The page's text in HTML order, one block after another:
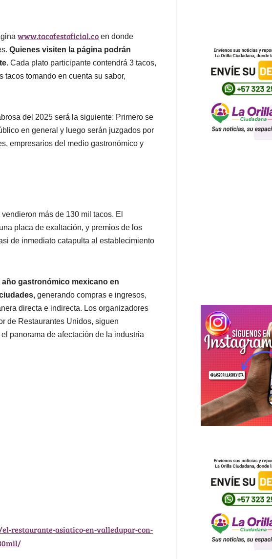
www.tacofestoficial.co en donde
Quienes visiten la página podrán
Cada plato participante contendrá 3 tacos,
tomando en cuenta su sabor,
del 2025 será la siguiente: Primero se
en general y luego serán juzgados por
empresarios del medio gastronómico y
más de 130 mil tacos. El
placa de exaltación, y premios de los
de inmediato catapulta al establecimiento
gastronómico mexicano en
generando compras e ingresos,
directa e indirecta. Los organizadores
de Restaurantes Unidos, siguen
panorama de afectación de la industria
restaurante-asiatico-en-valledupar-con-